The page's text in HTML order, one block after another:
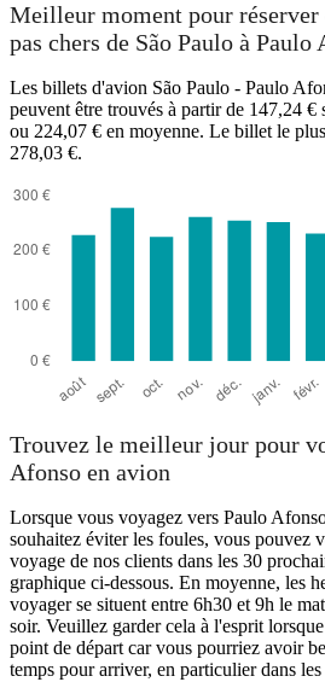
Meilleur moment pour
pas chers de São Paulo à Paulo
Les billets d'avion São Paulo - Paulo
peuvent être trouvés à partir de 147,24 €
ou 224,07 € en moyenne. Le billet le
278,03 €.
Trouvez le meilleur jour pour
Afonso en avion
Lorsque vous voyagez vers Paulo
souhaitez éviter les foules, vous pouvez
voyage de nos clients dans les 30
graphique ci-dessous. En moyenne, les
voyager se situent entre 6h30 et 9h le
soir. Veuillez garder cela à l'esprit
point de départ car vous pourriez avoir
temps pour arriver, en particulier dans